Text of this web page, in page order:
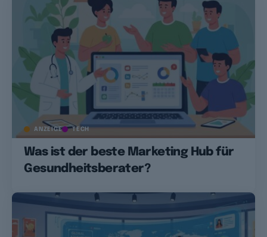
ANZEIGE TECH
Was ist der beste Marketing Hub für
Gesundheitsberater?